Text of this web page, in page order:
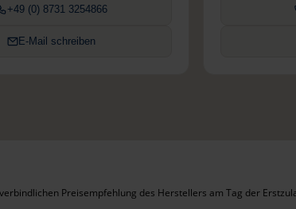
+49 (0) 8731 3254866
E-Mail schreiben
Preisempfehlung des Herstellers am Tag der